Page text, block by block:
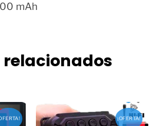
mAh
¡OFERTA!